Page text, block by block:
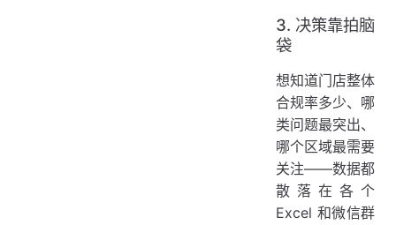
3. 决策靠拍脑
袋
想知道门店整体
合规率多少、哪
类问题最突出、
哪个区域最需要
关注——数据都
散落在各个
Excel 和微信群